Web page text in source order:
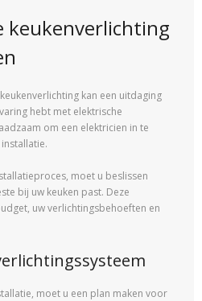
keukenverlichting
kan een uitdaging
hebt met elektrische
om een elektricien in te
moet u beslissen
bij uw keuken past. Deze
uw verlichtingsbehoeften en
moet u een plan maken voor